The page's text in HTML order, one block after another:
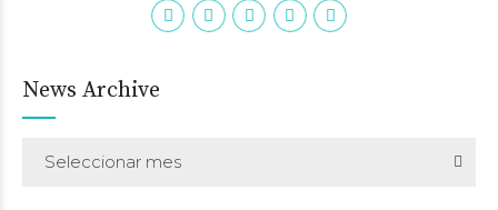
News Archive
Seleccionar mes